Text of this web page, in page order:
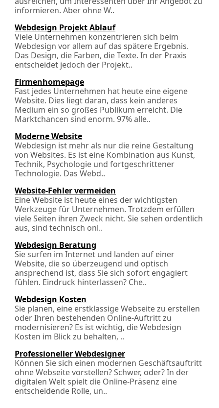
informieren. Aber ohne W..
Webdesign Projekt Ablauf
Viele Unternehmen konzentrieren sich beim
Webdesign vor allem auf das spätere Ergebnis.
Das Design, die Farben, die Texte. In der Praxis
entscheidet jedoch der Projekt..
Firmenhomepage
Fast jedes Unternehmen hat heute eine eigene
Website. Dies liegt daran, dass kein anderes
Medium ein so großes Publikum erreicht. Die
Marktchancen sind enorm. 97% alle..
Moderne Website
Webdesign ist mehr als nur die reine Gestaltung
von Websites. Es ist eine Kombination aus Kunst,
Technik, Psychologie und fortgeschrittener
Technologie. Das Webd..
Website-Fehler vermeiden
Eine Website ist heute eines der wichtigsten
Werkzeuge für Unternehmen. Trotzdem erfüllen
viele Seiten ihren Zweck nicht. Sie sehen ordentlich
aus, sind technisch onl..
Webdesign Beratung
Sie surfen im Internet und landen auf einer
Website, die so überzeugend und optisch
ansprechend ist, dass Sie sich sofort engagiert
fühlen. Eindruck hinterlassen? Che..
Webdesign Kosten
Sie planen, eine erstklassige Webseite zu erstellen
oder Ihren bestehenden Online-Auftritt zu
modernisieren? Es ist wichtig, die Webdesign
Kosten im Blick zu behalten, ..
Professioneller Webdesigner
Können Sie sich einen modernen Geschäftsauftritt
ohne Webseite vorstellen? Schwer, oder? In der
digitalen Welt spielt die Online-Präsenz eine
entscheidende Rolle, un..